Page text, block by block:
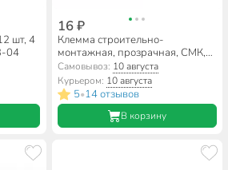
шт, 4
04
16 ₽
Клемма строительно-
монтажная, прозрачная, СМК,
6-проводная, 0.75-2.5 мм²,
General Lighting Systems,
800490
Самовывоз: 10 августа
Курьером: 10 августа
5•14 отзывов
В корзину